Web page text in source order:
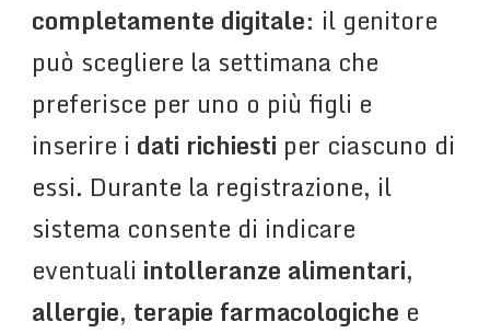
completamente digitale: il genitore
può scegliere la settimana che
preferisce per uno o più figli e
inserire i dati richiesti per ciascuno di
essi. Durante la registrazione, il
sistema consente di indicare
eventuali intolleranze alimentari,
allergie, terapie farmacologiche e